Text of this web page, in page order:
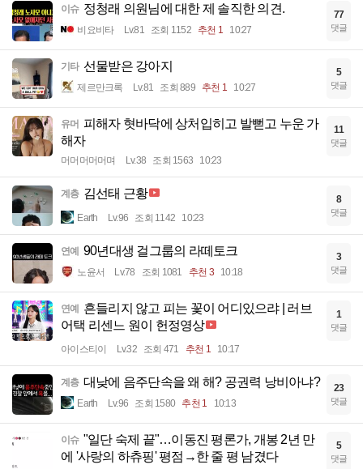
이슈 정청래 의원님에 대한 제 솔직한 의견.
비요비타 Lv.81 조회 1152 추천 1 10:27
77
댓글
기타 선물받은 강아지
제르만크록 Lv.81 조회 889 추천 1 10:27
5
댓글
유머 피해자 혓바닥에 상처입히고 발뻗고 누운 가
해자
머머머머머며 Lv.38 조회 1563 10:23
11
댓글
계층 김선태 근황
Earth Lv.96 조회 1142 10:23
8
댓글
연예 90년대생 걸그룹의 라떼토크
노윤서 Lv.78 조회 1081 추천 3 10:18
3
댓글
연예 흔들리지 않고 피는 꽃이 어디있으랴 | 러브
어택 리센느 원이 헌정영상
아이스티이 Lv.32 조회 471 추천 1 10:17
1
댓글
계층 대낮에 음주단속을 왜 해? 공권력 낭비아냐?
Earth Lv.96 조회 1580 추천 1 10:13
23
댓글
이슈 "일단 숙제 끝"…이동진 평론가, 개봉 2년 만
에 '사랑의 하츄핑' 평점→한 줄 평 남겼다
5
댓글